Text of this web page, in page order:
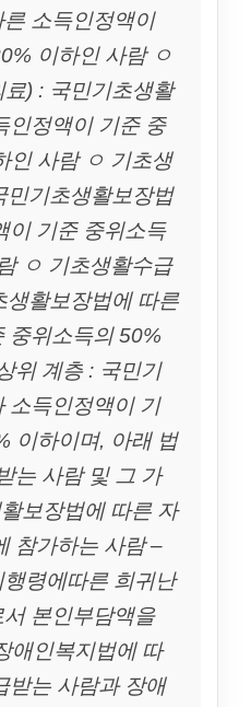
소득인정액이
이하인 사람 ㅇ
) : 국민기초생활
인정액이 기준 중
인 사람 ㅇ 기초생
민기초생활보장법
이 기준 중위소득
ㅇ 기초생활수급
생활보장법에 따른
중위소득의 50%
위 계층 : 국민기
소득인정액이 기
이하이며, 아래 법
는 사람 및 그 가
보장법에 따른 자
참가하는 사람 –
령에따른 희귀난
본인부담액을
애인복지법에 따
받는 사람과 장애